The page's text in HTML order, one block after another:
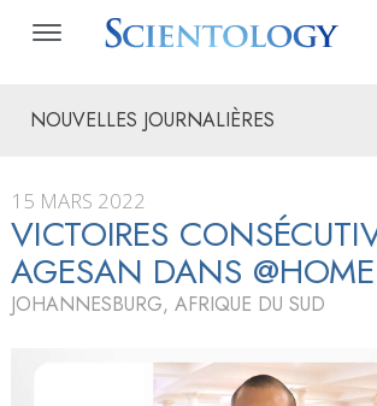
NOUVELLES JOURNALIÈRES
15 MARS 2022
VICTOIRES
AGESAN DANS @HOME
JOHANNESBURG, AFRIQUE DU SUD